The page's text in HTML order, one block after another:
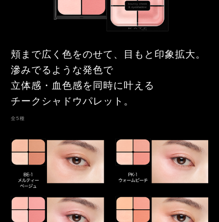
頬まで広く色をのせて、目もと印象拡大。
滲みでるような発色で
立体感・血色感を同時に叶える
チークシャドウパレット。
全5種